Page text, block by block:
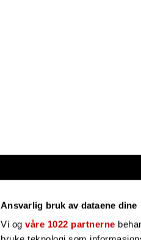
Ansvarlig bruk av dataene dine
Vi ogvåre 1022 partnerne